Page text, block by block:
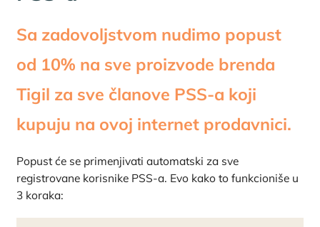
Sa zadovoljstvom nudimo popust
od 10% na sve proizvode brenda
Tigil za sve članove PSS-a koji
kupuju na ovoj internet prodavnici.
Popust će se primenjivati automatski za sve
registrovane korisnike PSS-a. Evo kako to funkcioniše u
3 koraka: